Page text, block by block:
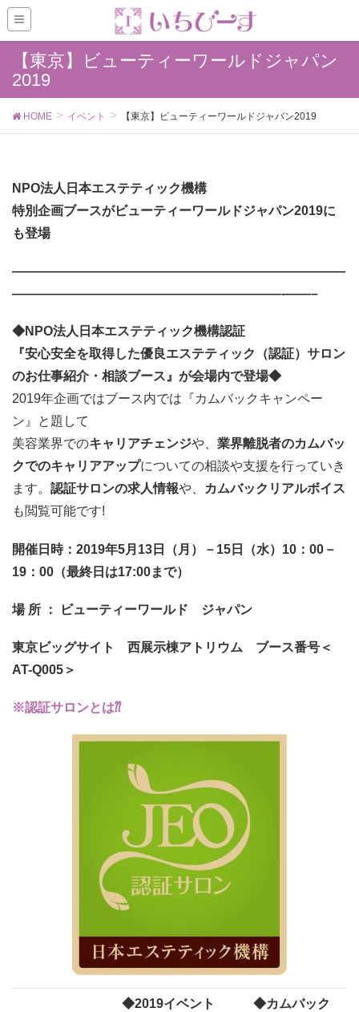
【東京】ビューティーワールドジャパン
2019
HOME イベント 【東京】ビューティーワールドジャパン2019
NPO法人日本エステティック機構
特別企画ブースがビューティーワールドジャパン2019に
も登場
——————————————————————————
—————————————————————-——–
◆NPO法人日本エステティック機構認証
『安心安全を取得した優良エステティック（認証）サロン
のお仕事紹介・相談ブース』が会場内で登場◆
2019年企画ではブース内では『カムバックキャンペー
ン』と題して
美容業界でのキャリアチェンジや、 業界離脱者のカムバッ
クでのキャリアアップについての相談や支援を行っていき
ます。 認証サロンの求人情報や、
カムバックリアルボイス
も閲覧可能です!
開催日時：2019年5月13日（月）－15日（水）10：00－
19：00（最終日は17:00まで）
場 所 ： ビューティーワールド ジャパン
東京ビッグサイト 西展示棟アトリウム ブース番号＜
AT-Q005＞
※認証サロンとは⁇
◆2019イベント
◆カムバック